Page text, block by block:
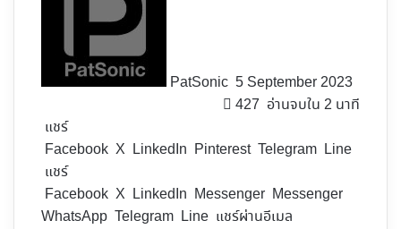
PatSonic 5 September 2023
427 อ่านจบใน 2 นาที
แชร์
Facebook X LinkedIn Pinterest Telegram Line
แชร์
Facebook X LinkedIn Messenger Messenger
WhatsApp Telegram Line แชร์ผ่านอีเมล